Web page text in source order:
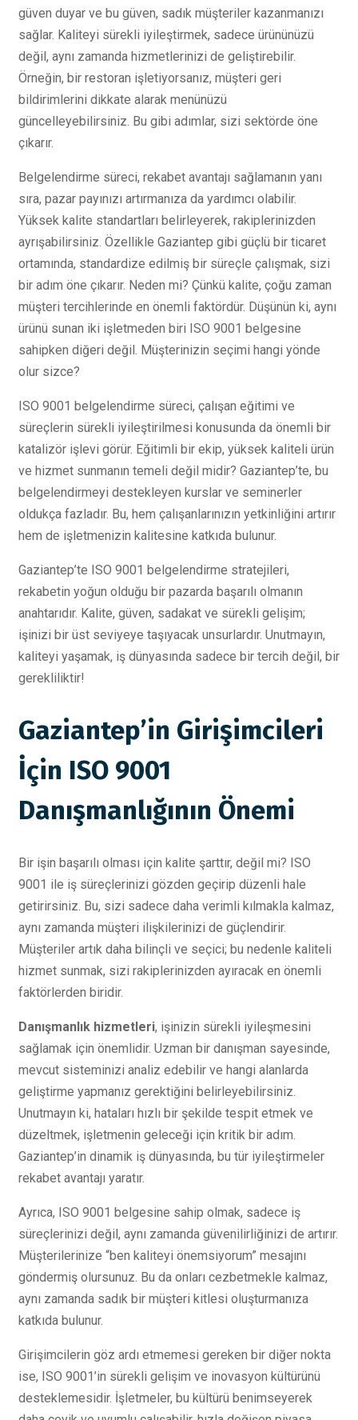
güven duyar ve bu güven, sadık müşteriler kazanmanızı
sağlar. Kaliteyi sürekli iyileştirmek, sadece ürününüzü
değil, aynı zamanda hizmetlerinizi de geliştirebilir.
Örneğin, bir restoran işletiyorsanız, müşteri geri
bildirimlerini dikkate alarak menünüzü
güncelleyebilirsiniz. Bu gibi adımlar, sizi sektörde öne
çıkarır.
Belgelendirme süreci, rekabet avantajı sağlamanın yanı
sıra, pazar payınızı artırmanıza da yardımcı olabilir.
Yüksek kalite standartları belirleyerek, rakiplerinizden
ayrışabilirsiniz. Özellikle Gaziantep gibi güçlü bir ticaret
ortamında, standardize edilmiş bir süreçle çalışmak, sizi
bir adım öne çıkarır. Neden mi? Çünkü kalite, çoğu zaman
müşteri tercihlerinde en önemli faktördür. Düşünün ki, aynı
ürünü sunan iki işletmeden biri ISO 9001 belgesine
sahipken diğeri değil. Müşterinizin seçimi hangi yönde
olur sizce?
ISO 9001 belgelendirme süreci, çalışan eğitimi ve
süreçlerin sürekli iyileştirilmesi konusunda da önemli bir
katalizör işlevi görür. Eğitimli bir ekip, yüksek kaliteli ürün
ve hizmet sunmanın temeli değil midir? Gaziantep’te, bu
belgelendirmeyi destekleyen kurslar ve seminerler
oldukça fazladır. Bu, hem çalışanlarınızın yetkinliğini artırır
hem de işletmenizin kalitesine katkıda bulunur.
Gaziantep’te ISO 9001 belgelendirme stratejileri,
rekabetin yoğun olduğu bir pazarda başarılı olmanın
anahtarıdır. Kalite, güven, sadakat ve sürekli gelişim;
işinizi bir üst seviyeye taşıyacak unsurlardır. Unutmayın,
kaliteyi yaşamak, iş dünyasında sadece bir tercih değil, bir
gerekliliktir!
Gaziantep’in Girişimcileri
İçin ISO 9001
Danışmanlığının Önemi
Bir işin başarılı olması için kalite şarttır, değil mi? ISO
9001 ile iş süreçlerinizi gözden geçirip düzenli hale
getirirsiniz. Bu, sizi sadece daha verimli kılmakla kalmaz,
aynı zamanda müşteri ilişkilerinizi de güçlendirir.
Müşteriler artık daha bilinçli ve seçici; bu nedenle kaliteli
hizmet sunmak, sizi rakiplerinizden ayıracak en önemli
faktörlerden biridir.
Danışmanlık hizmetleri, işinizin sürekli iyileşmesini
sağlamak için önemlidir. Uzman bir danışman sayesinde,
mevcut sisteminizi analiz edebilir ve hangi alanlarda
geliştirme yapmanız gerektiğini belirleyebilirsiniz.
Unutmayın ki, hataları hızlı bir şekilde tespit etmek ve
düzeltmek, işletmenin geleceği için kritik bir adım.
Gaziantep’in dinamik iş dünyasında, bu tür iyileştirmeler
rekabet avantajı yaratır.
Ayrıca, ISO 9001 belgesine sahip olmak, sadece iş
süreçlerinizi değil, aynı zamanda güvenilirliğinizi de artırır.
Müşterilerinize “ben kaliteyi önemsiyorum” mesajını
göndermiş olursunuz. Bu da onları cezbetmekle kalmaz,
aynı zamanda sadık bir müşteri kitlesi oluşturmanıza
katkıda bulunur.
Girişimcilerin göz ardı etmemesi gereken bir diğer nokta
ise, ISO 9001’in sürekli gelişim ve inovasyon kültürünü
desteklemesidir. İşletmeler, bu kültürü benimseyerek